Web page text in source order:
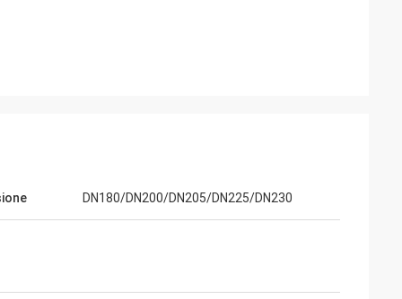
DN180/DN200/DN205/DN225/DN230